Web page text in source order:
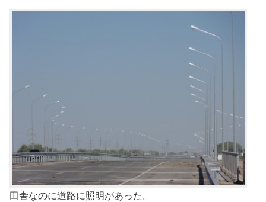
田舎なのに道路に照明があった。